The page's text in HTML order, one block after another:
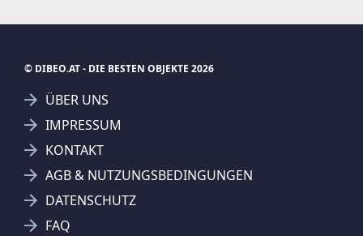
SUCHAGENT ANLEGEN FÜR DIE
AKTUELLEN SUCHKRITERIEN
© DIBEO.AT - DIE BESTEN OBJEKTE 2026
ÜBER UNS
IMPRESSUM
KONTAKT
AGB & NUTZUNGSBEDINGUNGEN
DATENSCHUTZ
FAQ